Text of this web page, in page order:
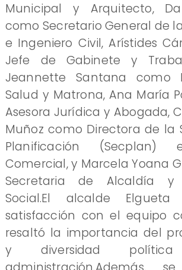
Municipal y Arquitecto,
como Secretario General de
e Ingeniero Civil, Arístides
Jefe de Gabinete y
Jeannette Santana como
Salud y Matrona, Ana María
Asesora Jurídica y Abogada,
Muñoz como Directora de la
Planificación (Secplan)
Comercial, y Marcela Yoana
Secretaria de Alcaldía y
Social.El alcalde Elgueta
satisfacción con el equipo
resaltó la importancia del
y diversidad